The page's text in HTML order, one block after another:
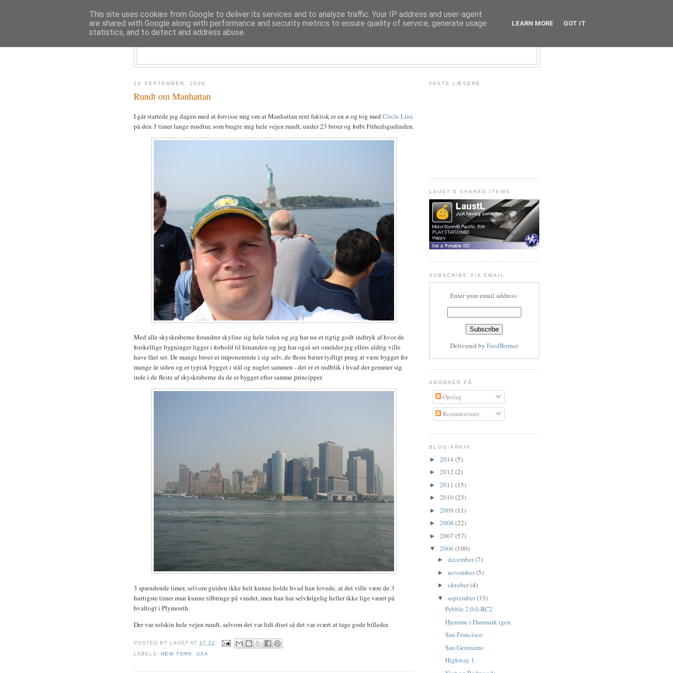
10 SEPTEMBER, 2006
Rundt om Manhattan
I går startede jeg dagen med at forvisse mig om at Manhattan rent faktisk er en ø og tog med Circle Line
på den 3 timer lange rundtur, som bragte mig hele vejen rundt, under 23 broer og forbi Frihedsgudinden.
Med alle skyskraberne forandrer skyline sig hele tiden og jeg har nu et rigtig godt indtryk af hvor de
forskellige bygninger ligger i forhold til hinanden og jeg har også set områder jeg ellers aldrig ville
have fået set. De mange broer er imponerende i sig selv, de fleste bærer tydligt præg at være bygget for
mange år siden og er typisk bygget i stål og naglet sammen - det er et indblik i hvad der gemmer sig
inde i de fleste af skyskraberne da de er bygget efter samme principper.
3 spændende timer, selvom guiden ikke helt kunne holde hvad han lovede, at det ville være de 3
hurtigste timer man kunne tilbringe på vandet, men han har selvfølgelig heller ikke lige været på
hvaltogt i Plymouth.
Der var solskin hele vejen rundt, selvom det var lidt diset så det var svært at tage gode billeder.
POSTED BY LAUST AT17.22
LABELS:NEW YORK,USA
FASTE LÆSERE
LAUST'S SHARED ITEMS
SUBSCRIBE VIA EMAIL
Enter your email address:
Delivered by FeedBurner
ABONNER PÅ
Opslag
Kommentarer
BLOG-ARKIV
► 2014 (5)
► 2012 (2)
► 2011 (15)
► 2010(23)
► 2009 (11)
► 2008 (22)
► 2007 (57)
▼ 2006 (100)
► december(7)
► november(5)
► oktober(4)
▼ september(33)
Pebble 2.0.0-RC2
Hjemme i Danmark igen
San Francisco
San Geronimo
Highway 1
This site uses cookies from Google to deliver its services and to analyze traffic. Your IP address and user-agent
are shared with Google along with performance and security metrics to ensure quality of service, generate usage
statistics, and to detect and address abuse.
LEARN MORE GOT IT